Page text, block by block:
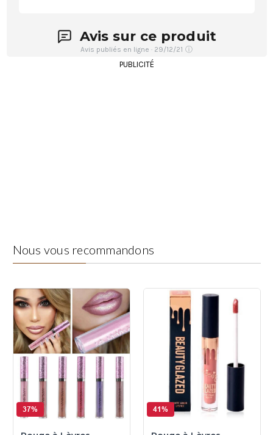
Avis sur ce produit
Avis publiés en ligne · 29/12/21 ⓘ
PUBLICITÉ
Nous vous recommandons
37% 41%